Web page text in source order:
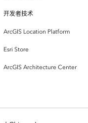
开发者技术
ArcGIS Location Platform
Esri Store
ArcGIS Architecture Center